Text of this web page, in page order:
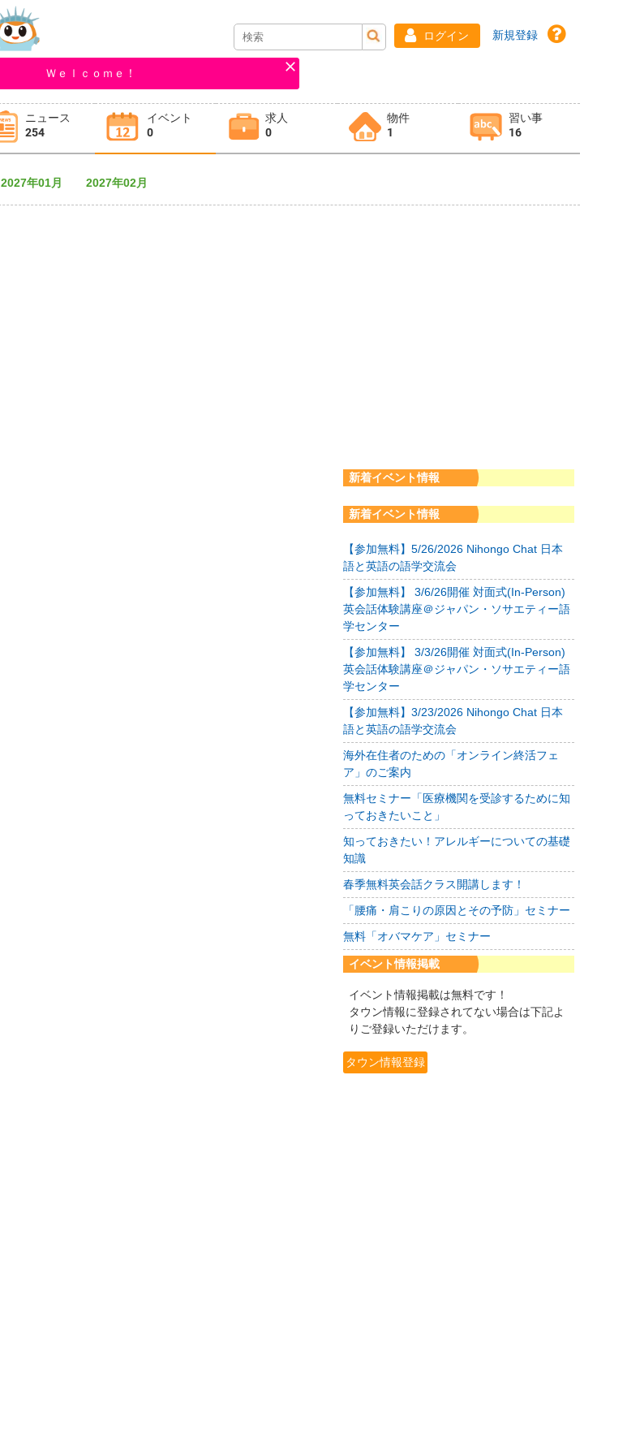
ログイン 新規登録
Ｗｅｌｃｏｍｅ！
ニュース
254
イベント
0
求人
0
物件
1
習い事
16
2027年01月 2027年02月
新着イベント情報
新着イベント情報
【参加無料】5/26/2026 Nihongo Chat 日本
語と英語の語学交流会
【参加無料】 3/6/26開催 対面式(In-Person)
英会話体験講座＠ジャパン・ソサエティー語
学センター
【参加無料】 3/3/26開催 対面式(In-Person)
英会話体験講座＠ジャパン・ソサエティー語
学センター
【参加無料】3/23/2026 Nihongo Chat 日本
語と英語の語学交流会
海外在住者のための「オンライン終活フェ
ア」のご案内
無料セミナー「医療機関を受診するために知
っておきたいこと」
知っておきたい！アレルギーについての基礎
知識
春季無料英会話クラス開講します！
「腰痛・肩こりの原因とその予防」セミナー
無料「オバマケア」セミナー
イベント情報掲載
イベント情報掲載は無料です！
タウン情報に登録されてない場合は下記よ
りご登録いただけます。
タウン情報登録